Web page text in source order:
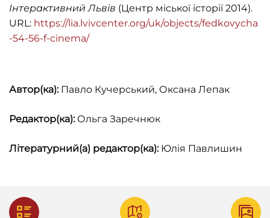
Kinoarchitektur; Züricher Kinos 1900–1963
(Zürich: Rohr, 1988).
Віктор Проскуряков, Юрій Ямаш, Львівські
Європи,1997), 132.
Інтерактивний Львів (Центр міської історії 2014).
URL: https://lia.lvivcenter.org/uk/objects/fedkovycha
-54-56-f-cinema/
Автор(ка):Павло Кучерський, Оксана Лепак
Редактор(ка):Ольга Заречнюк
Літературний(а) редактор(ка):Юлія Павлишин